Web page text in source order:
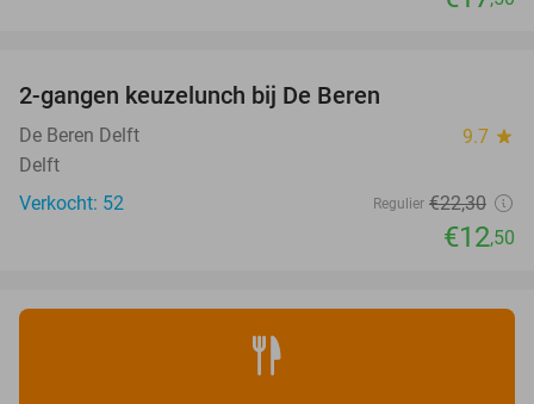
NEW
TODAY
2-gangen keuzelunch bij De Beren
De Beren Delft 9.7 star
Delft
Verkocht: 52
Regulier €22,30
€12,50